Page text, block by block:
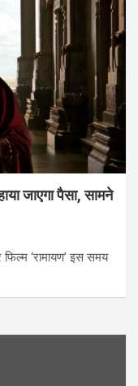
जाएगा पैसा, सामने
‘रामायण’ इस समय